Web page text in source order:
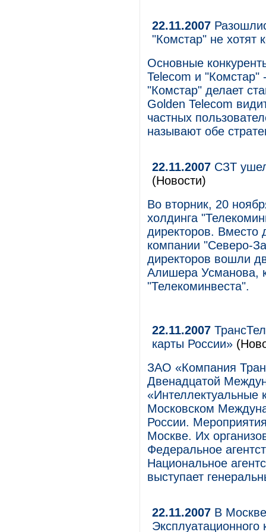
22.11.2007
"Комстар" не хотят
Основные
Telecom и "Комстар"
"Комстар" делает
Golden Telecom
частных
называют обе
22.11.2007 СЗТ
(Новости)
Во вторник, 20
холдинга
директоров. Вместо
компании "Северо-
директоров вошли
Алишера Усманова,
"Телекоминвеста".
22.11.2007
карты России»
ЗАО «Компания
Двенадцатой
«Интеллектуальные
Московском
России.
Москве. Их
Федеральное
Национальное
выступает
22.11.2007 В